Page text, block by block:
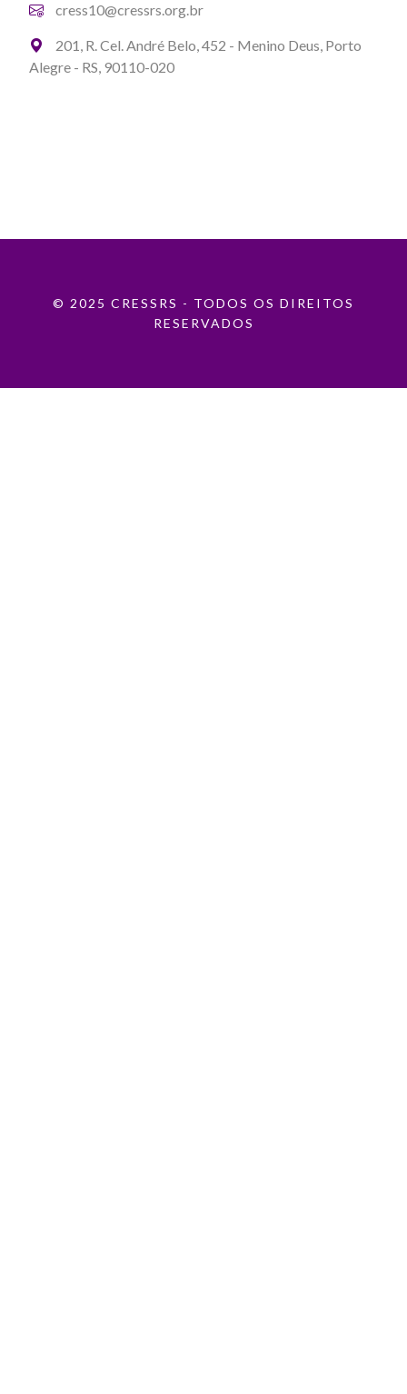
cress10@cressrs.org.br
201, R. Cel. André Belo, 452 - Menino Deus, Porto
Alegre - RS, 90110-020
© 2025 CRESSRS - TODOS OS DIREITOS
RESERVADOS